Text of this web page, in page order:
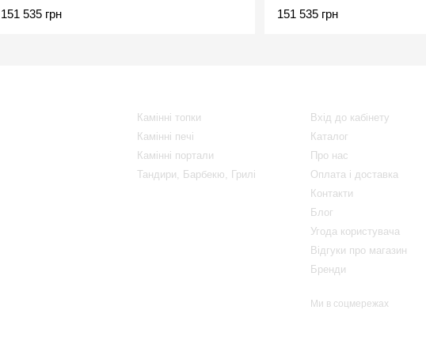
151 535 грн 151 535 грн
Камінні топки
Камінні печі
Камінні портали
Тандири, Барбекю, Грилі
Вхід до кабінету
Каталог
Про нас
Оплата і доставка
Контакти
Блог
Угода користувача
Відгуки про магазин
Бренди
Ми в соцмережах